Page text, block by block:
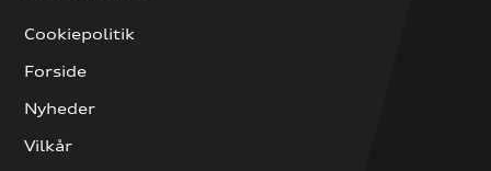
Cookiepolitik
Forside
Nyheder
Vilkår